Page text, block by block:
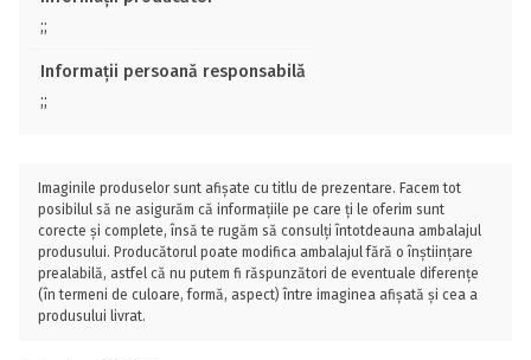
;;
Informații persoană responsabilă
;;
Imaginile produselor sunt afișate cu titlu de prezentare. Facem tot
posibilul să ne asigurăm că informațiile pe care ți le oferim sunt
corecte și complete, însă te rugăm să consulți întotdeauna ambalajul
produsului. Producătorul poate modifica ambalajul fără o înștiințare
prealabilă, astfel că nu putem fi răspunzători de eventuale diferențe
(în termeni de culoare, formă, aspect) între imaginea afișată și cea a
produsului livrat.